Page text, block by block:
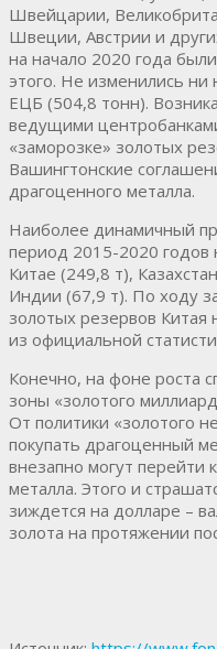
Швейцарии,
Швеции, Австрии и
на начало 2020 года
этого. Не изменились
ЕЦБ (504,8 тонн).
ведущими
«заморозке» золотых
Вашингтонские
драгоценного металла.
Наиболее динамичный
период 2015-2020 годов
Китае (249,8 т),
Индии (67,9 т). По ходу
золотых резервов
из официальной
Конечно, на фоне роста
зоны «золотого
От политики «золотого
покупать драгоценный
внезапно могут перейти
металла. Этого и
зиждется на долларе –
золота на протяжении